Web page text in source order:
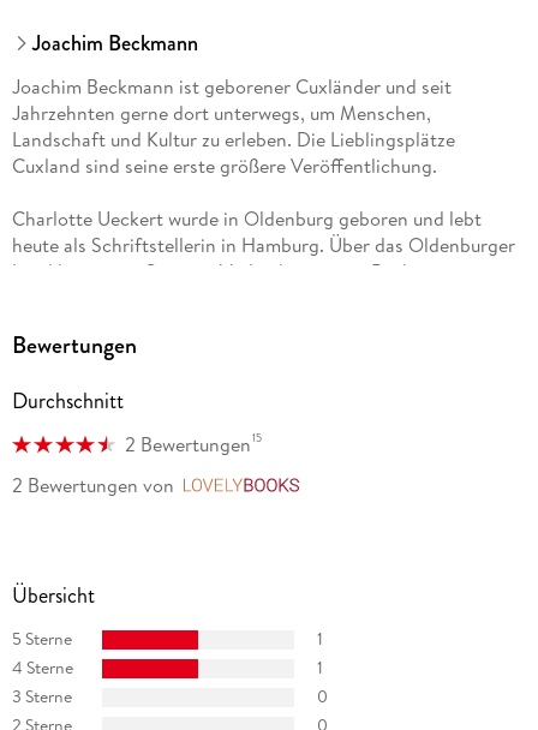
Joachim Beckmann
Joachim Beckmann ist geborener Cuxländer und seit
Jahrzehnten gerne dort unterwegs, um Menschen,
Landschaft und Kultur zu erleben. Die Lieblingsplätze
Cuxland sind seine erste größere Veröffentlichung.
Charlotte Ueckert wurde in Oldenburg geboren und lebt
heute als Schriftstellerin in Hamburg. Über das Oldenburger
Land hat sie im Gmeiner-Verlag bereits ein Buch
Bewertungen
Durchschnitt
2 Bewertungen15
2 Bewertungen von
Übersicht
5 Sterne
1
4 Sterne
1
3 Sterne
0